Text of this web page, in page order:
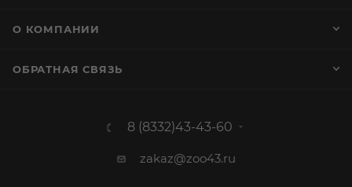
О КОМПАНИИ
ОБРАТНАЯ СВЯЗЬ
8 (8332)43-43-60
zakaz@zoo43.ru